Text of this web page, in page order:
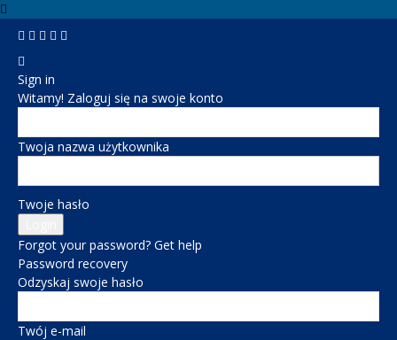
Sign in
Witamy! Zaloguj się na swoje konto
Twoja nazwa użytkownika
Twoje hasło
Forgot your password? Get help
Password recovery
Odzyskaj swoje hasło
Twój e-mail